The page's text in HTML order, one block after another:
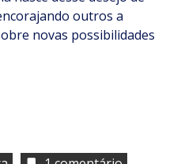
outros a
novas possibilidades